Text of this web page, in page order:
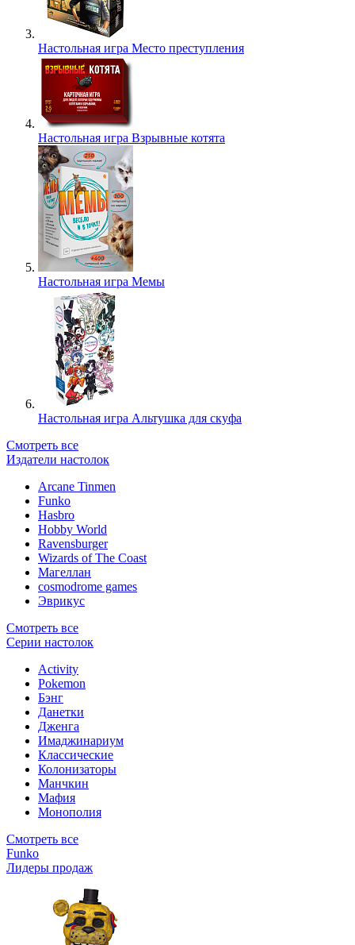
Настольная игра Место преступления
Настольная игра Взрывные котята
Настольная игра Мемы
Настольная игра Альтушка для скуфа
Смотреть все
Издатели настолок
Arcane Tinmen
Funko
Hasbro
Hobby World
Ravensburger
Wizards of The Coast
Магеллан
сosmodrome games
Эврикус
Смотреть все
Серии настолок
Activity
Pokemon
Бэнг
Данетки
Дженга
Имаджинариум
Классические
Колонизаторы
Манчкин
Мафия
Монополия
Смотреть все
Funko
Лидеры продаж